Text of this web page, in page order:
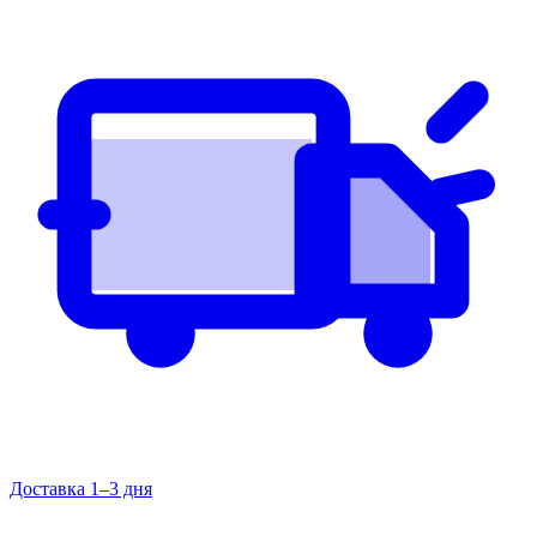
Доставка 1–3 дня